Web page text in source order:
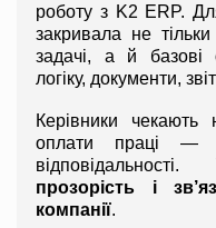
роботу з K2 ERP.
закривала не тільки
задачі, а й базові
логіку, документи,
Керівники чекають
оплати праці —
прозорість і
компанії.